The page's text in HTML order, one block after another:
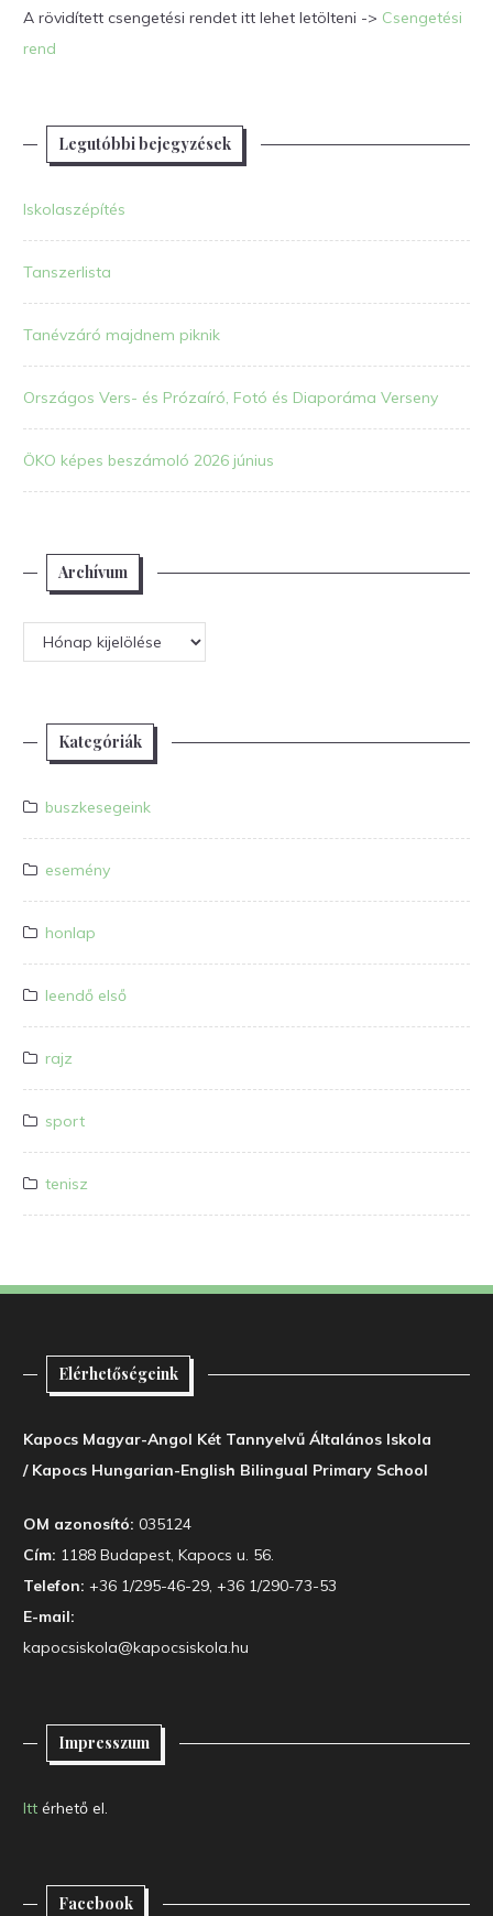
A rövidített csengetési rendet itt lehet letölteni -> Csengetési
rend
Legutóbbi bejegyzések
Iskolaszépítés
Tanszerlista
Tanévzáró majdnem piknik
Országos Vers- és Prózaíró, Fotó és Diaporáma Verseny
ÖKO képes beszámoló 2026 június
Archívum
Archívum
Kategóriák
buszkesegeink
esemény
honlap
leendő első
rajz
sport
tenisz
Elérhetőségeink
Kapocs Magyar-Angol Két Tannyelvű Általános Iskola
/ Kapocs Hungarian-English Bilingual Primary School
OM azonosító: 035124
Cím: 1188 Budapest, Kapocs u. 56.
Telefon: +36 1/295-46-29, +36 1/290-73-53
E-mail:
kapocsiskola@kapocsiskola.hu
Impresszum
Itt érhető el.
Facebook